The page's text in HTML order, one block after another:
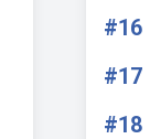
#16
#17
#18